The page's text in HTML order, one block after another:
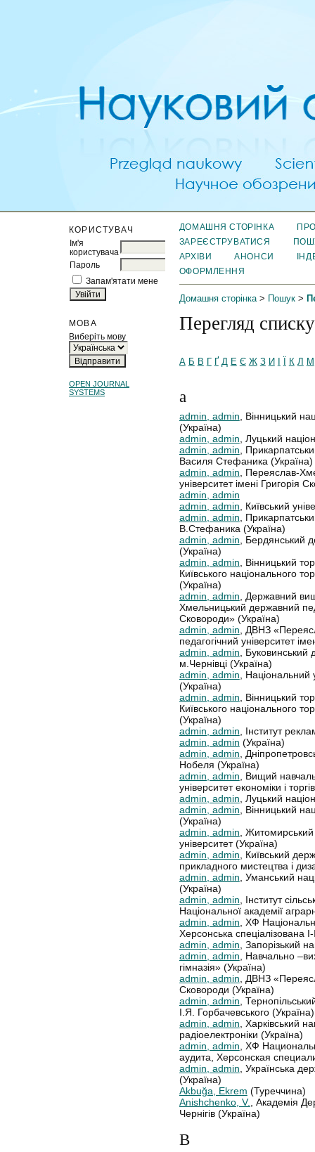
КОРИСТУВАЧ
Ім'я
користувача
Пароль
Запам'ятати мене
МОВА
Виберіть мову
OPEN JOURNAL
SYSTEMS
ДОМАШНЯ СТОРІНКА
ЗАРЕЄСТРУВАТИСЯ
АРХІВИ
АНОНСИ
ОФОРМЛЕННЯ
Домашня сторінка> Пошук>
Перегляд
А Б В Д Е Є Ж З И К Л М
a
admin, admin , Вінницький
(Україна)
admin, admin , Луцький
admin, admin ,
Василя Стефаника (Україна)
admin, admin , Переяслав-
університет імені Григорія
admin, admin
admin, admin , Київський
admin, admin ,
В.Стефаника (Україна)
admin, admin , Бердянський
(Україна)
admin, admin , Вінницький
Київського національного
(Україна)
admin, admin , Державний
Хмельницький державний
Сковороди» (Україна)
admin, admin , ДВНЗ
педагогічний університет
admin, admin ,
м.Чернівці (Україна)
admin, admin , Національний
(Україна)
admin, admin , Вінницький
Київського національного
(Україна)
admin, admin , Інститут
admin, admin (Україна)
admin, admin ,
Нобеля (Україна)
admin, admin , Вищий
університет економіки і
admin, admin , Луцький
admin, admin , Вінницький
(Україна)
admin, admin ,
університет (Україна)
admin, admin , Київський
прикладного мистецтва і
admin, admin , Уманський
(Україна)
admin, admin , Інститут
Національної академії
admin, admin , ХФ
Херсонська спеціалізована
admin, admin , Запорізький
admin, admin , Навчально
гімназія» (Україна)
admin, admin , ДВНЗ
Сковороди (Україна)
admin, admin ,
І.Я. Горбачевського (Україна)
admin, admin , Харківський
радіоелектроніки (Україна)
admin, admin , ХФ
аудита, Херсонская
admin, admin , Українська
(Україна)
Akbuğa, Ekrem (Туреччина)
Anishchenko, V.
, Академія
Чернігів (Україна)
B